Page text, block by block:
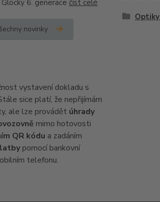
6. generace číst celé
novinky
vystavení dokladu s
sice platí, že nepřijímám
ale lze provádět úhrady
mimo hotovosti
QR kódu a zadáním
pomocí bankovní
telefonu.